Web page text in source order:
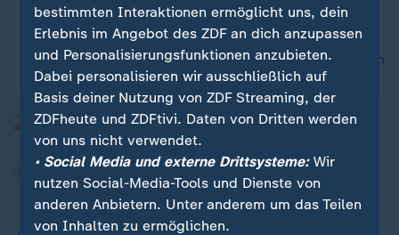
nach oben
bestimmten Interaktionen ermöglicht uns, dein
Erlebnis im Angebot des ZDF an dich anzupassen
und Personalisierungsfunktionen anzubieten.
Dabei personalisieren wir ausschließlich auf
Basis deiner Nutzung von ZDF Streaming, der
ZDFheute und ZDFtivi. Daten von Dritten werden
von uns nicht verwendet.
• Social Media und externe Drittsysteme:Wir
nutzen Social-Media-Tools und Dienste von
anderen Anbietern. Unter anderem um das Teilen
von Inhalten zu ermöglichen.